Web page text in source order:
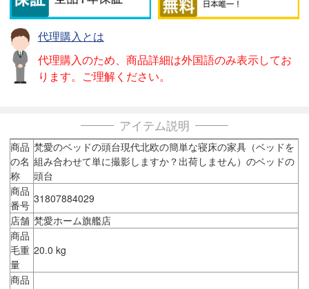
代理購入とは
代理購入のため、商品詳細は外国語のみ表示してお
ります。ご理解ください。
アイテム説明
商品
の名
称
梵愛のベッドの頭台現代北欧の簡単な寝床の家具（ベッドを
組み合わせて単に撮影しますか？出荷しません）のベッドの
頭台
商品
番号 31807884029
店舗 梵愛ホーム旗艦店
商品
毛重
量
20.0 kg
商品